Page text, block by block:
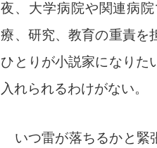
夜、大学病院や関連病
療、研究、教育の重責を
ひとりが小説家になりた
入れられるわけがない。
いつ雷が落ちるかと緊